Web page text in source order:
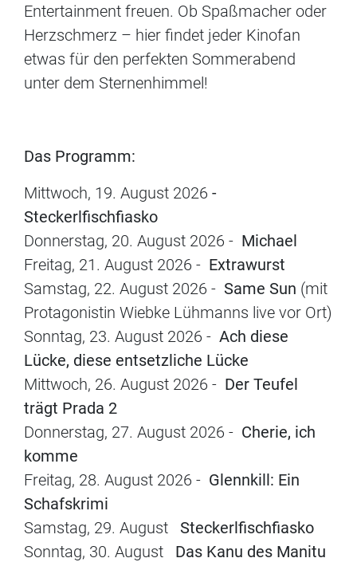
Entertainment freuen. Ob Spaßmacher oder
Herzschmerz – hier findet jeder Kinofan
etwas für den perfekten Sommerabend
unter dem Sternenhimmel!
Das Programm:
Mittwoch, 19. August 2026 -
Steckerlfischfiasko
Donnerstag, 20. August 2026 - Michael
Freitag, 21. August 2026 - Extrawurst
Samstag, 22. August 2026 - Same Sun (mit
Protagonistin Wiebke Lühmanns live vor Ort)
Sonntag, 23. August 2026 - Ach diese
Lücke, diese entsetzliche Lücke
Mittwoch, 26. August 2026 - Der Teufel
trägt Prada 2
Donnerstag, 27. August 2026 - Cherie, ich
komme
Freitag, 28. August 2026 - Glennkill: Ein
Schafskrimi
Samstag, 29. August
Steckerlfischfiasko
Sonntag, 30. August Das Kanu des Manitu